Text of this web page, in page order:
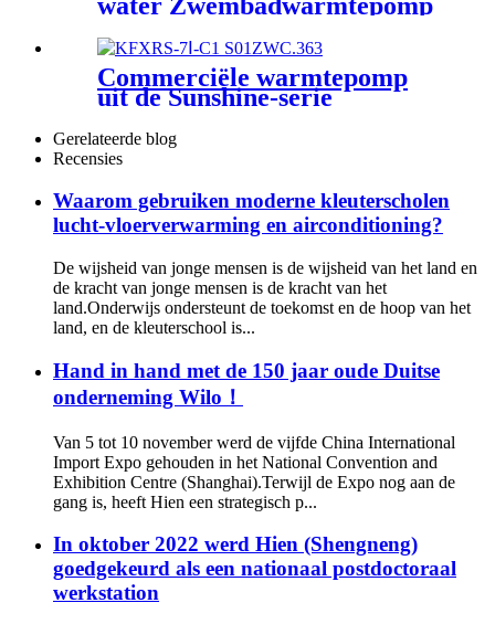
Commerciële warmtepomp
uit de Sunshine-serie
Gerelateerde blog
Recensies
Waarom gebruiken moderne kleuterscholen
lucht-vloerverwarming en airconditioning?
De wijsheid van jonge mensen is de wijsheid van het land en
de kracht van jonge mensen is de kracht van het
land.Onderwijs ondersteunt de toekomst en de hoop van het
land, en de kleuterschool is...
Hand in hand met de 150 jaar oude Duitse
onderneming Wilo！
Van 5 tot 10 november werd de vijfde China International
Import Expo gehouden in het National Convention and
Exhibition Centre (Shanghai).Terwijl de Expo nog aan de
gang is, heeft Hien een strategisch p...
In oktober 2022 werd Hien (Shengneng)
goedgekeurd als een nationaal postdoctoraal
werkstation